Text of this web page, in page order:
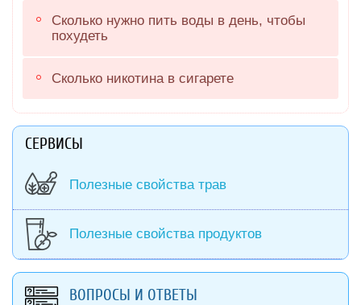
Сколько нужно пить воды в день, чтобы
похудеть
Сколько никотина в сигарете
СЕРВИСЫ
Полезные свойства трав
Полезные свойства продуктов
ВОПРОСЫ И ОТВЕТЫ